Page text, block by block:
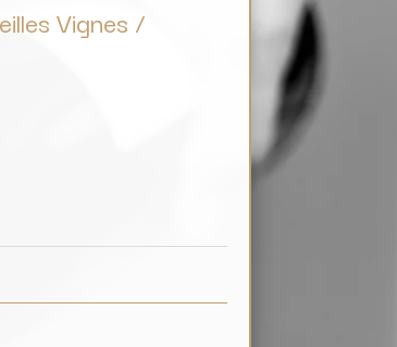
Vignes /